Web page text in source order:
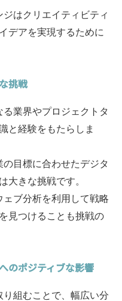
ジはクリエイティビティ
デアを実現するために
挑戦
る業界やプロジェクトタ
と経験をもたらしま
目標に合わせたデジタ
大きな挑戦です。
ブ分析を利用して戦略
見つけることも挑戦の
のポジティブな影響
り組むことで、幅広い分